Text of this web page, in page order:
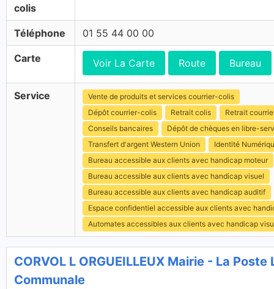
colis
Téléphone 01 55 44 00 00
Carte Voir La Carte Route Bureau
Service
Vente de produits et services courrier-colis
Dépôt courrier-colis
Retrait colis
Retrait
Conseils bancaires
Dépôt de chèques en libre-
Transfert d'argent Western Union
Identité
Bureau accessible aux clients avec handicap moteur
Bureau accessible aux clients avec handicap visuel
Bureau accessible aux clients avec handicap auditif
Espace confidentiel accessible aux clients avec
Automates accessibles aux clients avec handicap
CORVOL L ORGUEILLEUX Mairie - La
Communale